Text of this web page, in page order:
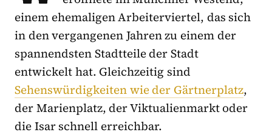
einem ehemaligen Arbeiterviertel, das sich
in den vergangenen Jahren zu einem der
spannendsten Stadtteile der Stadt
entwickelt hat. Gleichzeitig sind
Sehenswürdigkeiten wie der Gärtnerplatz,
der Marienplatz, der Viktualienmarkt oder
die Isar schnell erreichbar.